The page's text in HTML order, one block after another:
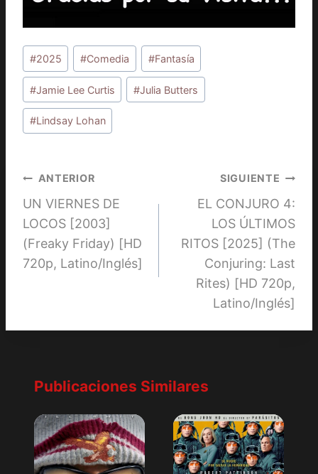
Etiquetas
de
la
entrada:
#2025 #Comedia #Fantasía
#Jamie Lee Curtis #Julia Butters
#Lindsay Lohan
Navegación
de
entradas
ANTERIOR
UN VIERNES DE
LOCOS [2003]
(Freaky Friday) [HD
720p, Latino/Inglés]
SIGUIENTE
EL CONJURO 4:
LOS ÚLTIMOS
RITOS [2025] (The
Conjuring: Last
Rites) [HD 720p,
Latino/Inglés]
Publicaciones Similares